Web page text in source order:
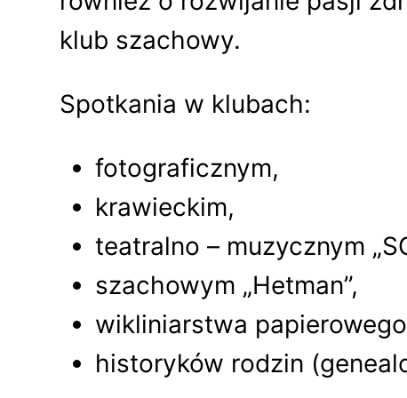
klub szachowy.
Spotkania w klubach:
fotograficznym,
krawieckim,
teatralno – muzycznym
szachowym „Hetman”,
wikliniarstwa
historyków rodzin